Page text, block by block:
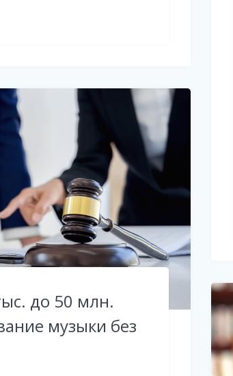
до 50 млн.
музыки без